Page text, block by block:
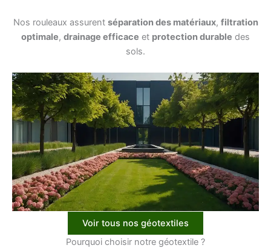
Nos rouleaux assurent séparation des matériaux, filtration
optimale, drainage efficace et protection durable des
sols.
Voir tous nos géotextiles
Pourquoi choisir notre géotextile ?